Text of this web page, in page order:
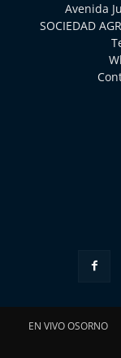
Avenida
SOCIEDAD
EN VIVO OSORNO